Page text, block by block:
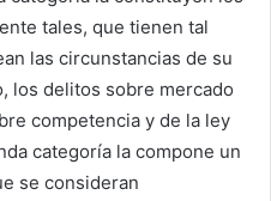
tales, que tienen tal
las circunstancias de su
los delitos sobre mercado
competencia y de la ley
categoría la compone un
se consideran